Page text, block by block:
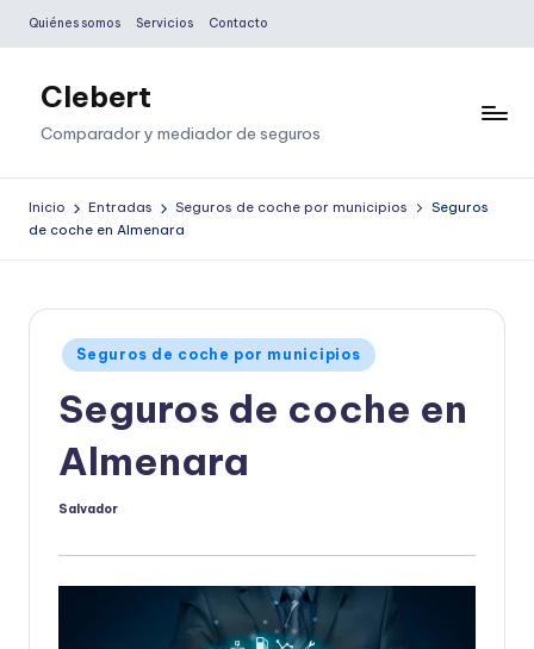
Saltar
contenido
Quiénes somos Servicios Contacto
Clebert
Comparador y mediador de seguros
Inicio Entradas Seguros de coche por municipios
Seguros
de coche en Almenara
Publicado
en
Seguros de coche por municipios
Seguros de coche en
Almenara
Publicado
Salvador